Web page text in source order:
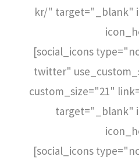
kr/" target="_blank"
[social_icons
twitter"
custom_size="21"
target="_blank"
[social_icons